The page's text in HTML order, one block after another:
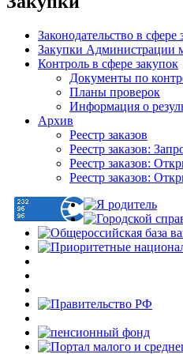
Законодательство в сфере
Закупки Администрации
Контроль в сфере закупок
Документы по
Планы проверок
Информация о
Архив
Реестр заказов
Реестр заказов:
Реестр заказов:
Реестр заказов: